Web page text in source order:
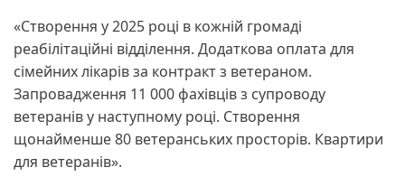
«Створення у 2025 році в кожній громаді
реабілітаційні відділення. Додаткова оплата для
сімейних лікарів за контракт з ветераном.
Запровадження 11 000 фахівців з супроводу
ветеранів у наступному році. Створення
щонайменше 80 ветеранських просторів. Квартири
для ветеранів».